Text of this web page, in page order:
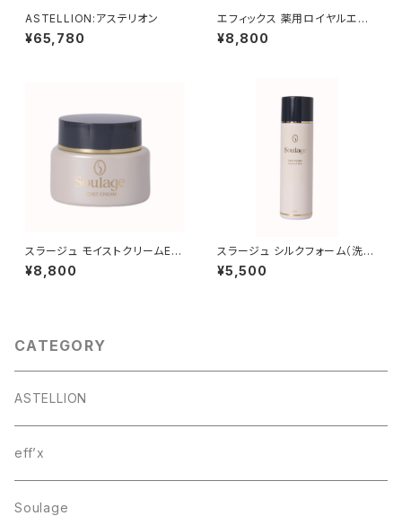
ASTELLION:アステリオン
¥65,780
エフィックス 薬用ロイヤルエッ
センスR（導入用エッセンス[シ
ワ、たるみ] 極性-）
¥8,800
スラージュ モイストクリームE
（保湿用クリーム）
¥8,800
スラージュ シルクフォーム（洗顔
料）
¥5,500
CATEGORY
ASTELLION
eff’x
Soulage